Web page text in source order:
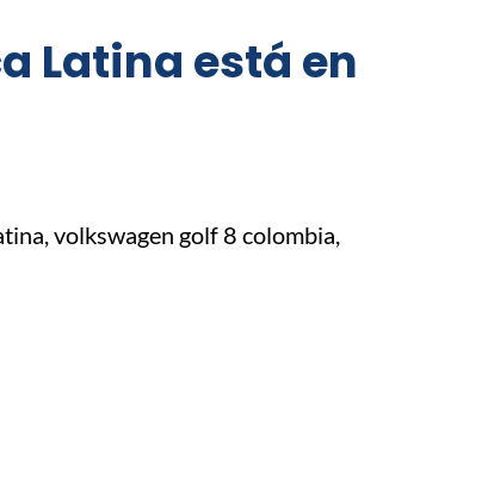
Latina está en